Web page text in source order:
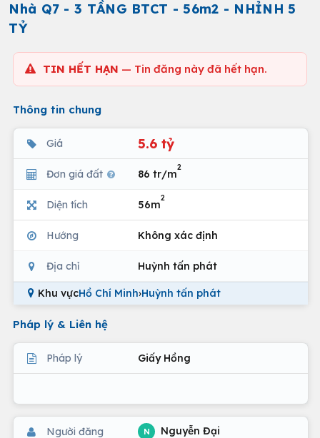
Nhà Q7 - 3 TẦNG BTCT - 56m2 - NHỈNH 5
TỶ
TIN HẾT HẠN — Tin đăng này đã hết hạn.
Thông tin chung
Giá 5.6 tỷ
Đơn giá đất 86 tr/m
2
Diện tích 56m
2
Hướng Không xác định
Địa chỉ Huỳnh tấn phát
Khu vựcHồ Chí Minh›Huỳnh tấn phát
Pháp lý & Liên hệ
Pháp lý Giấy Hồng
Người đăng N Nguyễn Đại